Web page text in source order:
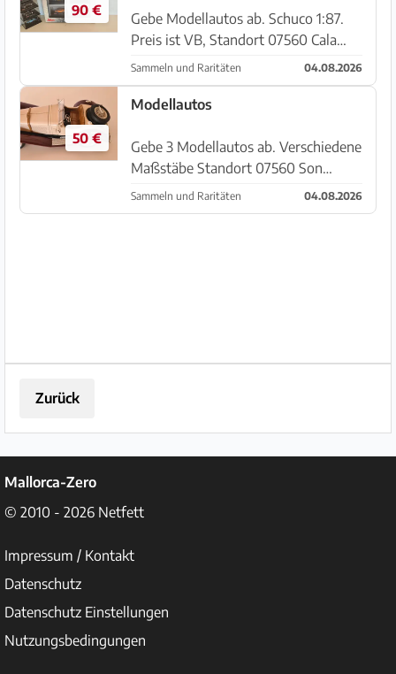
90 €
Gebe Modellautos ab. Schuco 1:87.
Preis ist VB, Standort 07560 Cala
Millor
Sammeln und Raritäten 04.08.2026
50 €
Modellautos
Gebe 3 Modellautos ab. Verschiedene
Maßstäbe Standort 07560 Son
Moro/ Cala Millor
Sammeln und Raritäten 04.08.2026
Zurück
Mallorca-Zero
© 2010 - 2026 Netfett
Impressum / Kontakt
Datenschutz
Datenschutz Einstellungen
Nutzungsbedingungen